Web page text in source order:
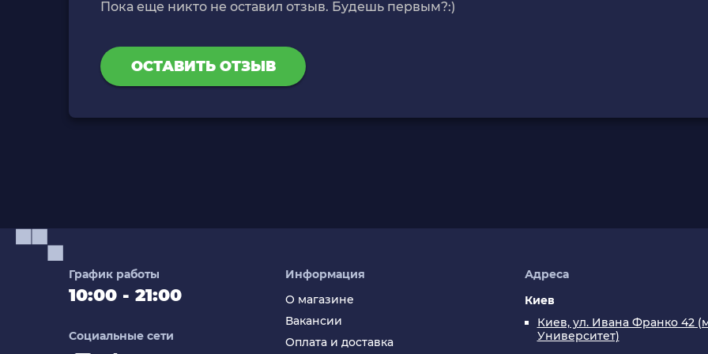
Пока еще никто не оставил отзыв. Будешь первым?:)
ОСТАВИТЬ ОТЗЫВ
График работы
10:00 - 21:00
Социальные сети
Информация
О магазине
Вакансии
Оплата и доставка
Адреса
Киев
Киев, ул. Ивана Франко 42
Университет)